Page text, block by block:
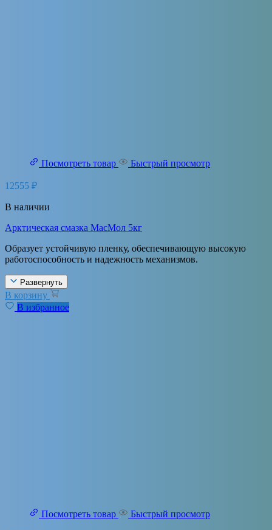
Посмотреть товар Быстрый просмотр
12555 ₽
В наличии
Арктическая смазка МасМол 5кг
Образует устойчивую пленку, обеспечивающую высокую
работоспособность и надежность механизмов.
Развернуть
В корзину
В избранное
Посмотреть товар Быстрый просмотр